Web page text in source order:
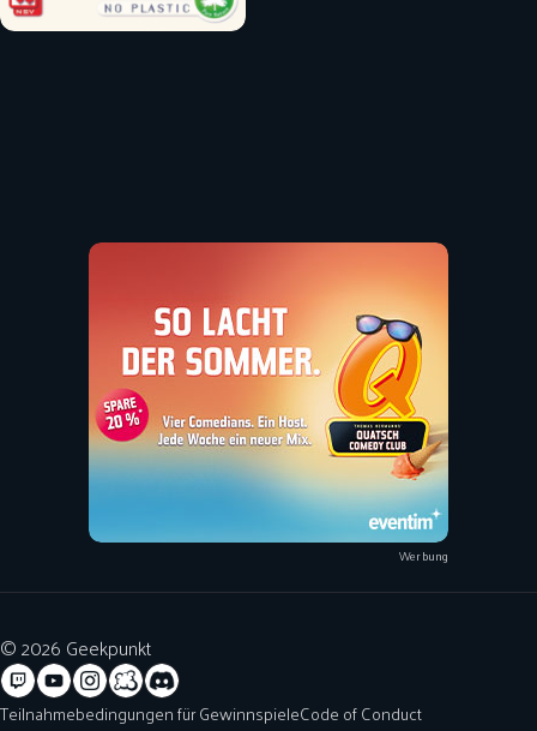
Werbung
© 2026 Geekpunkt
Teilnahmebedingungen für GewinnspieleCode of Conduct